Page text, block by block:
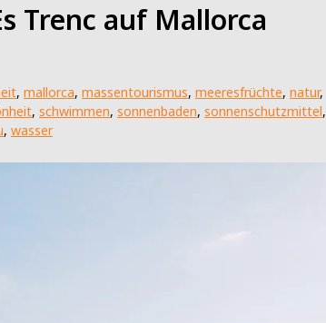
Trenc auf Mallorca
, mallorca, massentourismus, meeresfrüchte, natur,
, schwimmen, sonnenbaden, sonnenschutzmittel,
, wasser